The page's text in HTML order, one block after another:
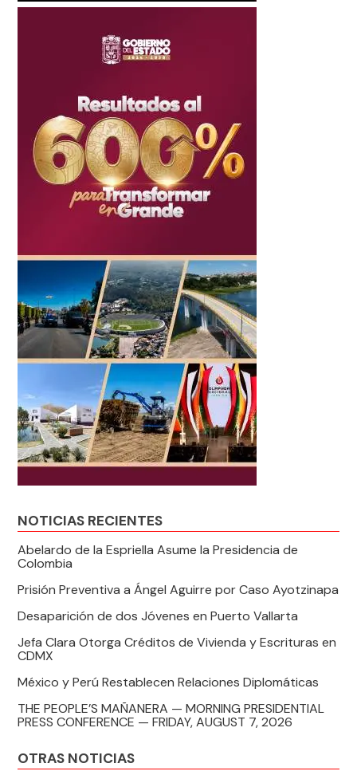
NOTICIAS RECIENTES
Abelardo de la Espriella Asume la Presidencia de
Colombia
Prisión Preventiva a Ángel Aguirre por Caso Ayotzinapa
Desaparición de dos Jóvenes en Puerto Vallarta
Jefa Clara Otorga Créditos de Vivienda y Escrituras en
CDMX
México y Perú Restablecen Relaciones Diplomáticas
THE PEOPLE’S MAÑANERA — MORNING PRESIDENTIAL
PRESS CONFERENCE — FRIDAY, AUGUST 7, 2026
OTRAS NOTICIAS